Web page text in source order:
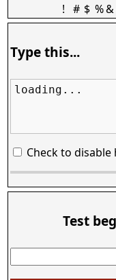
! # $ %&
Type this...
loading...
Check to
Test